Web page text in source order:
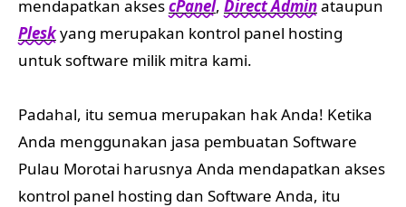
mendapatkan aksescPanel, Direct Adminataupun
Pleskyang merupakan kontrol panel hosting
untuk software milik mitra kami.
Padahal, itu semua merupakan hak Anda! Ketika
Anda menggunakan jasa pembuatan Software
Pulau Morotai harusnya Anda mendapatkan akses
kontrol panel hosting dan Software Anda, itu